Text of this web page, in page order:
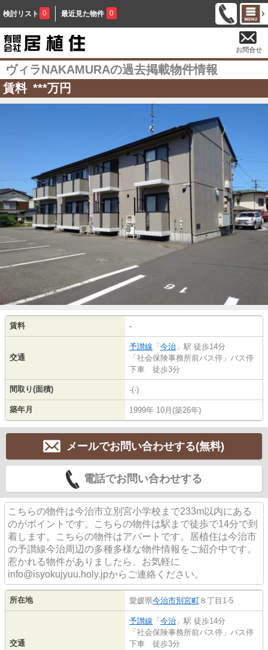
検討リスト 0 最近見た物件 0
お問合せ
ヴィラNAKAMURAの過去掲載物件情報
賃料 ***万円
賃料 -
交通
予讃線 「 今治 」駅 徒歩14分
「社会保険事務所前バス停」バス停
下車 徒歩3分
間取り(面積) -(-)
築年月 1999年 10月(築26年)
メールでお問い合わせする(無料)
電話でお問い合わせする
こちらの物件は今治市立別宮小学校まで233m以内にある
のがポイントです。こちらの物件は駅まで徒歩で14分で到
着します。こちらの物件はアパートです。居植住は今治市
の予讃線今治周辺の多種多様な物件情報をご紹介中です。
惹かれる物件がありましたら、お気軽に
info@isyokujyuu.holy.jpからご連絡ください。
所在地 愛媛県今治市別宮町 ８丁目1-5
交通
予讃線 「 今治 」駅 徒歩14分
「社会保険事務所前バス停」バス停
下車 徒歩3分